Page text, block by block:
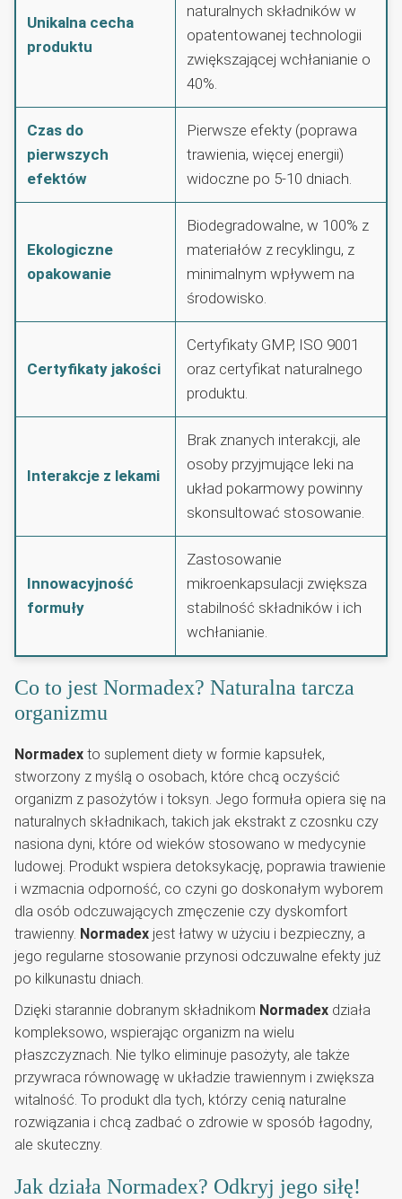
Unikalna cecha
produktu
naturalnych składników w
opatentowanej technologii
zwiększającej wchłanianie o
40%.
Czas do
pierwszych
efektów
Pierwsze efekty (poprawa
trawienia, więcej energii)
widoczne po 5-10 dniach.
Ekologiczne
opakowanie
Biodegradowalne, w 100% z
materiałów z recyklingu, z
minimalnym wpływem na
środowisko.
Certyfikaty jakości
Certyfikaty GMP, ISO 9001
oraz certyfikat naturalnego
produktu.
Interakcje z lekami
Brak znanych interakcji, ale
osoby przyjmujące leki na
układ pokarmowy powinny
skonsultować stosowanie.
Innowacyjność
formuły
Zastosowanie
mikroenkapsulacji zwiększa
stabilność składników i ich
wchłanianie.
Co to jest Normadex? Naturalna tarcza
organizmu
Normadex to suplement diety w formie kapsułek,
stworzony z myślą o osobach, które chcą oczyścić
organizm z pasożytów i toksyn. Jego formuła opiera się na
naturalnych składnikach, takich jak ekstrakt z czosnku czy
nasiona dyni, które od wieków stosowano w medycynie
ludowej. Produkt wspiera detoksykację, poprawia trawienie
i wzmacnia odporność, co czyni go doskonałym wyborem
dla osób odczuwających zmęczenie czy dyskomfort
trawienny. Normadex jest łatwy w użyciu i bezpieczny, a
jego regularne stosowanie przynosi odczuwalne efekty już
po kilkunastu dniach.
Dzięki starannie dobranym składnikom Normadex działa
kompleksowo, wspierając organizm na wielu
płaszczyznach. Nie tylko eliminuje pasożyty, ale także
przywraca równowagę w układzie trawiennym i zwiększa
witalność. To produkt dla tych, którzy cenią naturalne
rozwiązania i chcą zadbać o zdrowie w sposób łagodny,
ale skuteczny.
Jak działa Normadex? Odkryj jego siłę!